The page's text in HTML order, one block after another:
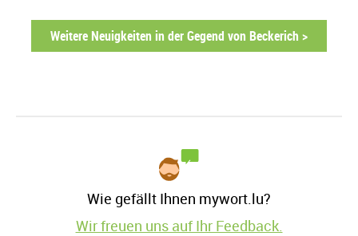
Weitere Neuigkeiten in der Gegend von Beckerich >
Wie gefällt Ihnen mywort.lu?
Wir freuen uns auf Ihr Feedback.